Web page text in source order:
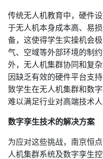
传统无人机教育中，硬件
于无人机本身成本高、易
备，这使得学生实操机会
气、空域等外部环境的制
外，无人机集群协同和复
因缺乏有效的硬件平台支
致学生在无人机集群和数
难以满足行业对高端技术人
数字孪生技术的解决方案
为应对这些挑战，南京恒
人机集群系统及数字孪生